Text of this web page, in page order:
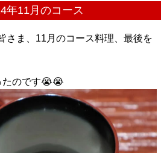
年11月のコース
さま、11月のコース料理、最後を
たのです😭😭